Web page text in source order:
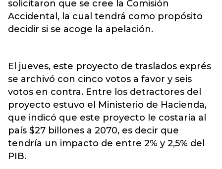
solicitaron que se cree la Comisión
Accidental, la cual tendrá como propósito
decidir si se acoge la apelación.
El jueves, este proyecto de traslados exprés
se archivó con cinco votos a favor y seis
votos en contra. Entre los detractores del
proyecto estuvo el Ministerio de Hacienda,
que indicó que este proyecto le costaría al
país $27 billones a 2070, es decir que
tendría un impacto de entre 2% y 2,5% del
PIB.